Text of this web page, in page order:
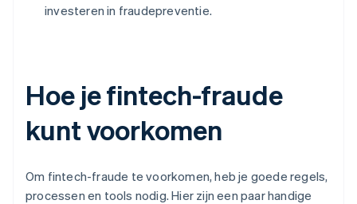
investeren in fraudepreventie.
Hoe je fintech-fraude
kunt voorkomen
Om fintech-fraude te voorkomen, heb je goede regels,
processen en tools nodig. Hier zijn een paar handige